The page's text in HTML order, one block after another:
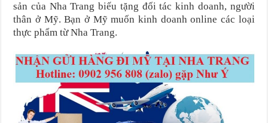
sản của Nha Trang biếu tặng đối tác kinh doanh, người
thân ở Mỹ. Bạn ở Mỹ muốn kinh doanh online các loại
thực phẩm từ Nha Trang.